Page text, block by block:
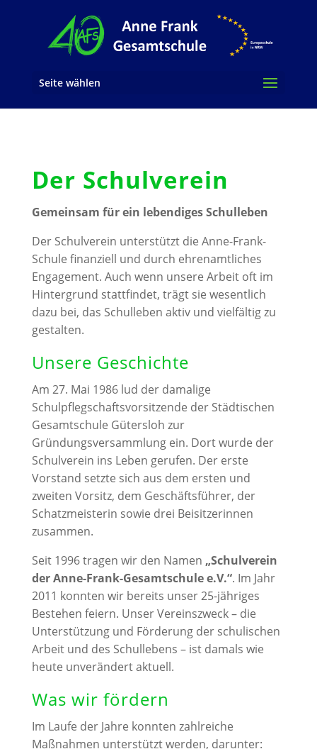
Seite wählen
Der Schulverein
Gemeinsam für ein lebendiges Schulleben
Der Schulverein unterstützt die Anne-Frank-
Schule finanziell und durch ehrenamtliches
Engagement. Auch wenn unsere Arbeit oft im
Hintergrund stattfindet, trägt sie wesentlich
dazu bei, das Schulleben aktiv und vielfältig zu
gestalten.
Unsere Geschichte
Am 27. Mai 1986 lud der damalige
Schulpflegschaftsvorsitzende der Städtischen
Gesamtschule Gütersloh zur
Gründungsversammlung ein. Dort wurde der
Schulverein ins Leben gerufen. Der erste
Vorstand setzte sich aus dem ersten und
zweiten Vorsitz, dem Geschäftsführer, der
Schatzmeisterin sowie drei Beisitzerinnen
zusammen.
Seit 1996 tragen wir den Namen „Schulverein
der Anne-Frank-Gesamtschule e.V.“. Im Jahr
2011 konnten wir bereits unser 25-jähriges
Bestehen feiern. Unser Vereinszweck – die
Unterstützung und Förderung der schulischen
Arbeit und des Schullebens – ist damals wie
heute unverändert aktuell.
Was wir fördern
Im Laufe der Jahre konnten zahlreiche
Maßnahmen unterstützt werden, darunter: